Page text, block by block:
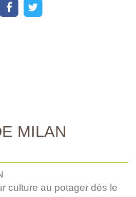
MILAN
culture au potager dès le